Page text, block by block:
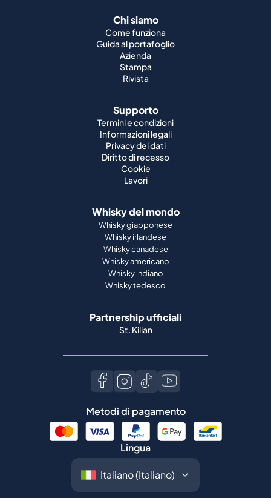
Chi siamo
Come funziona
Guida al portafoglio
Azienda
Stampa
Rivista
Supporto
Termini e condizioni
Informazioni legali
Privacy dei dati
Diritto di recesso
Cookie
Lavori
Whisky del mondo
Whisky giapponese
Whisky irlandese
Whisky canadese
Whisky americano
Whisky indiano
Whisky tedesco
Partnership ufficiali
St. Kilian
Metodi di pagamento
Lingua